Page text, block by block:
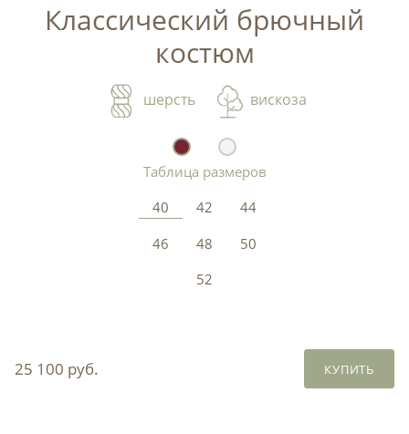
Классический брючный
костюм
шерсть вискоза
Таблица размеров
40
42
44
46
48
50
52
25 100 руб. КУПИТЬ